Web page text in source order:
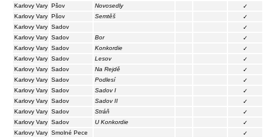
Karlovy Vary Pšov Novosedly
✓
Karlovy Vary Pšov Semtěš
✓
Karlovy Vary Sadov
✓
Karlovy Vary Sadov Bor
✓
Karlovy Vary Sadov Konkordie
✓
Karlovy Vary Sadov Lesov
✓
Karlovy Vary Sadov Na Rejdě
✓
Karlovy Vary Sadov Podlesí
✓
Karlovy Vary Sadov Sadov I
✓
Karlovy Vary Sadov Sadov II
✓
Karlovy Vary Sadov Stráň
✓
Karlovy Vary Sadov U Konkordie
✓
Karlovy Vary Smolné Pece
✓